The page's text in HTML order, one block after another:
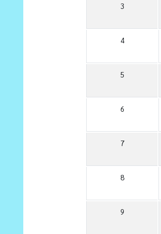
3
4
5
6
7
8
9